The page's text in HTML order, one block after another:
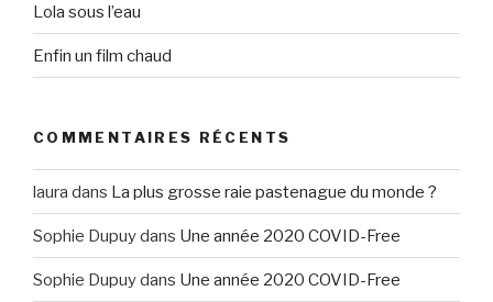
Lola sous l’eau
Enfin un film chaud
COMMENTAIRES RÉCENTS
laura dans La plus grosse raie pastenague du monde ?
Sophie Dupuydans Une année 2020 COVID-Free
Sophie Dupuydans Une année 2020 COVID-Free